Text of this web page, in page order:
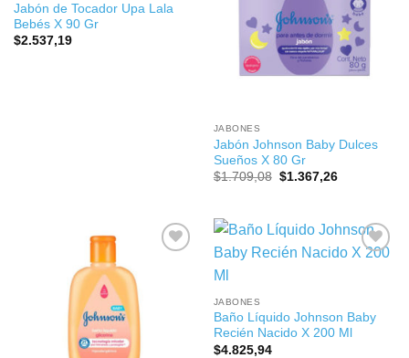
Jabón de Tocador Upa Lala
Bebés X 90 Gr
$2.537,19
JABONES
Jabón Johnson Baby Dulces
Sueños X 80 Gr
$1.709,08 El
$1.709,08.
$1.367,26El
$1.367,26.
JABONES
Baño Líquido Johnson Baby
Recién Nacido X 200 Ml
$4.825,94